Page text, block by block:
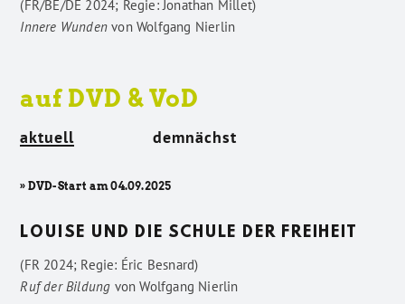
(FR/BE/DE 2024; Regie: Jonathan Millet)
Innere Wunden vonWolfgang Nierlin
auf DVD & VoD
aktuell demnächst
» DVD-Start am 04.09.2025
LOUISE UND DIE SCHULE DER FREIHEIT
(FR 2024; Regie: Éric Besnard)
Ruf der Bildung vonWolfgang Nierlin